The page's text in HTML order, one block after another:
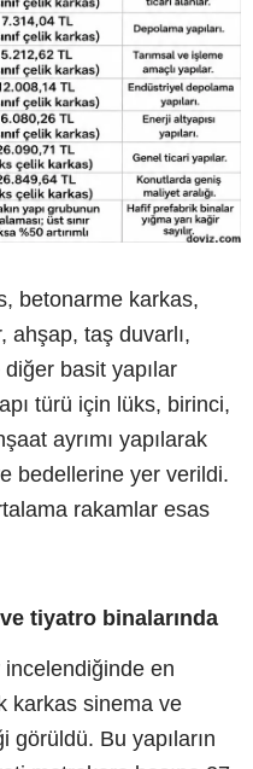
betonarme karkas,
ahşap, taş duvarlı,
basit yapılar
türü için lüks, birinci,
ayrımı yapılarak
bedellerine yer verildi.
rakamlar esas
tiyatro binalarında
en
karkas sinema ve
görüldü. Bu yapıların